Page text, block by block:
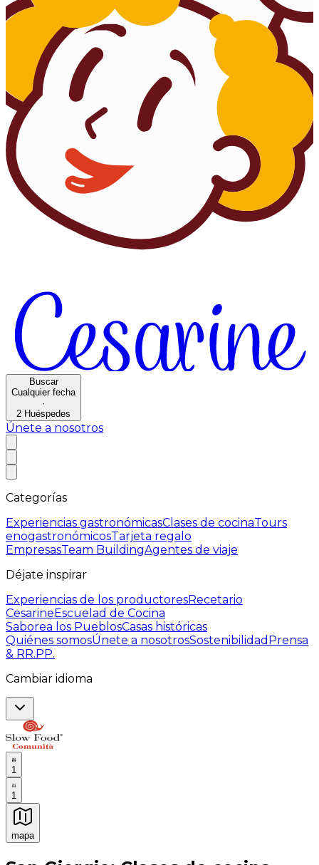
Buscar
Cualquier fecha
·
2 Huéspedes
Únete a nosotros
Categorías
Experiencias gastronómicasClases de cocinaTours
enogastronómicosTarjeta regalo
EmpresasTeam BuildingAgentes de viaje
Déjate inspirar
Experiencias de los productoresRecetario
CesarineEscuelad de Cocina
Saborea los PueblosCasas históricas
Quiénes somosÚnete a nosotrosSostenibilidad Prensa
& RR.PP.
Cambiar idioma
1
1
mapa